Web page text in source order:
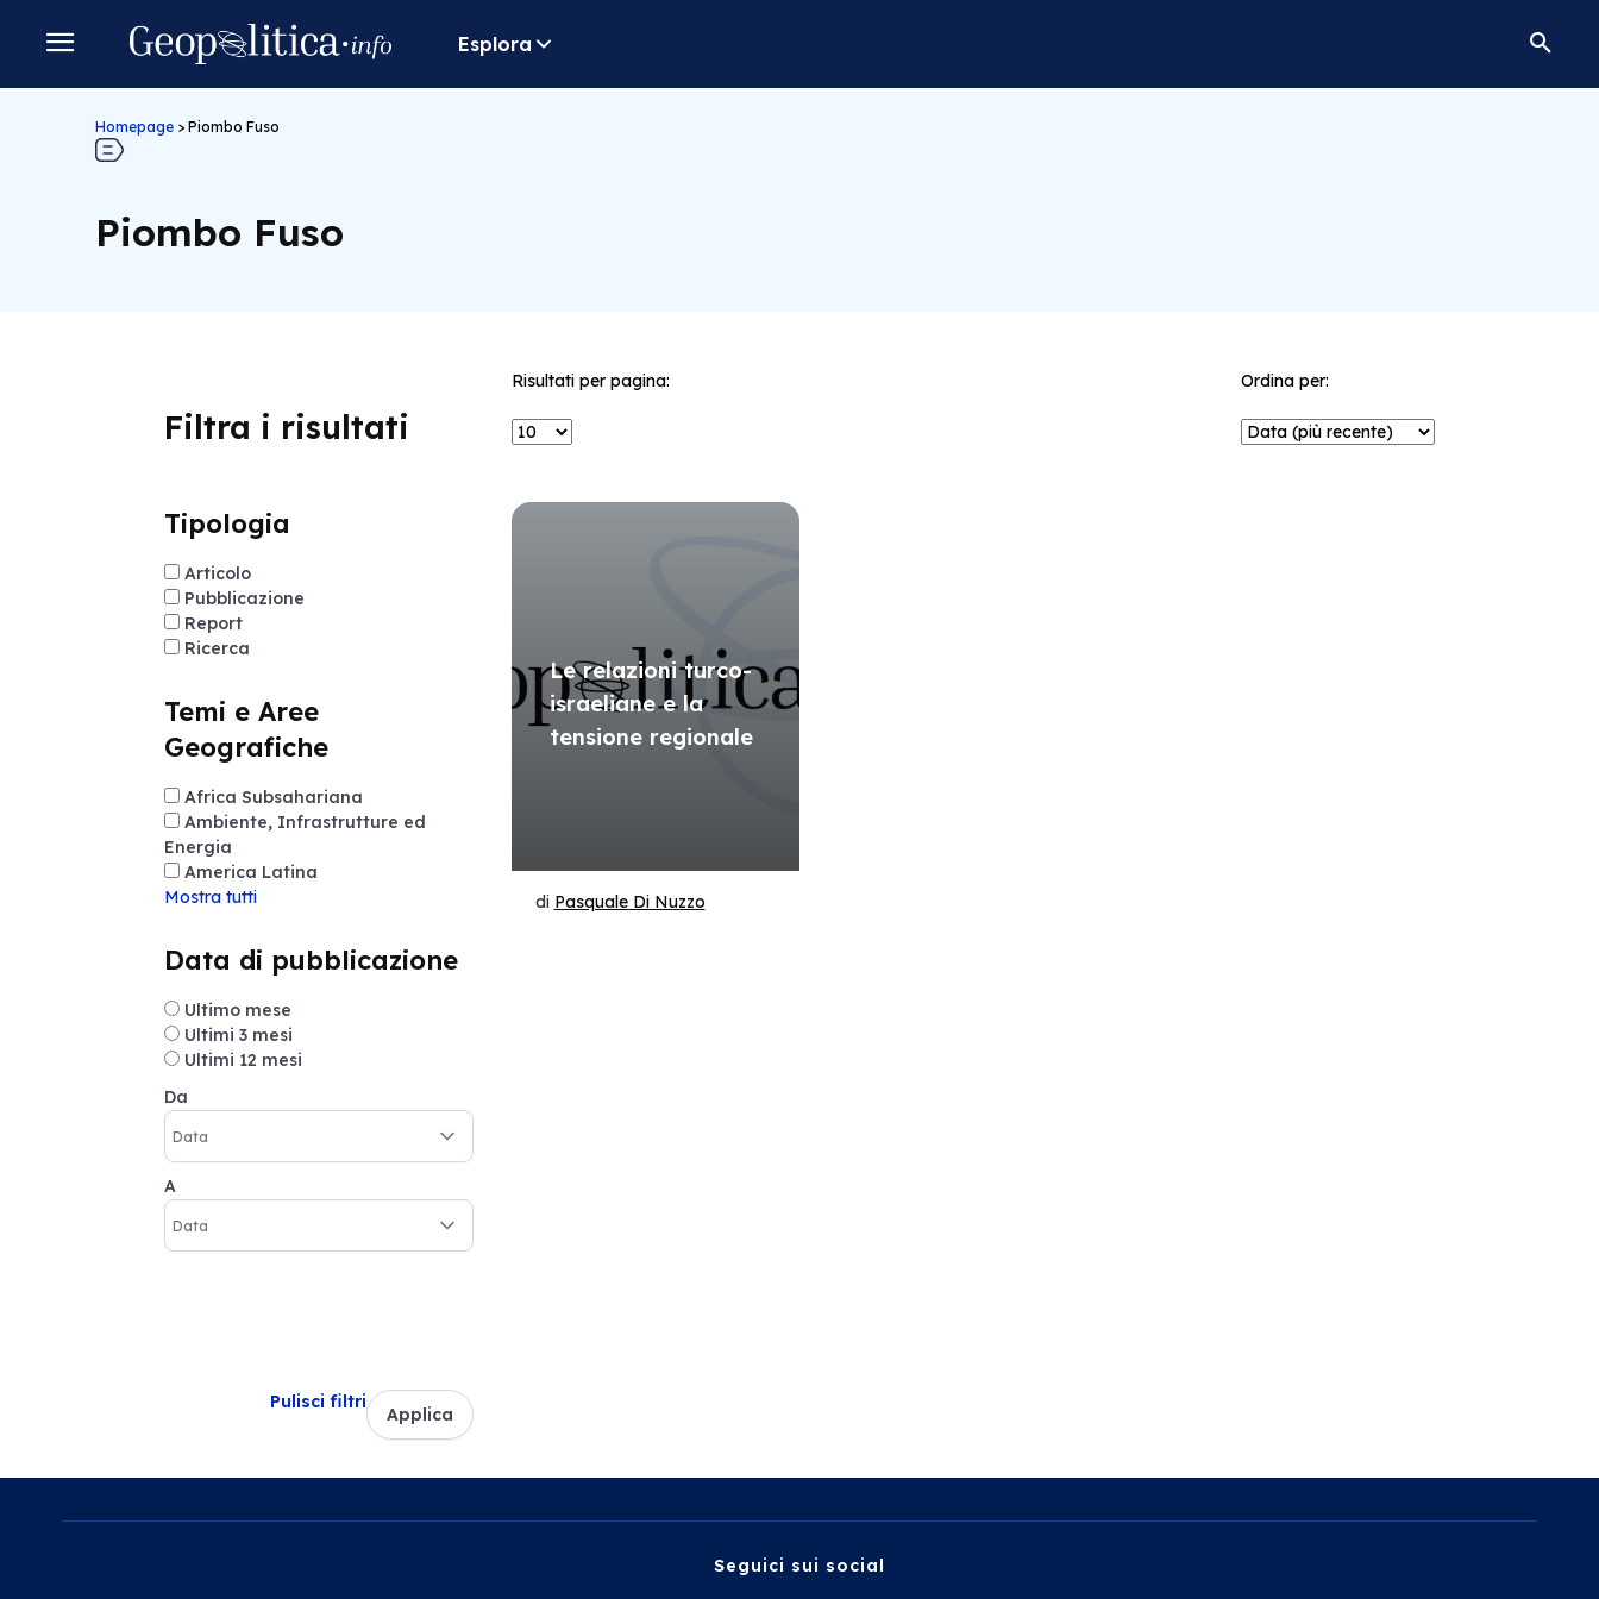
Esplora
Homepage > Piombo Fuso
Piombo Fuso
Filtra i risultati
Tipologia
Articolo
Pubblicazione
Report
Ricerca
Temi e Aree
Geografiche
Africa Subsahariana
Ambiente, Infrastrutture ed
Energia
America Latina
Mostra tutti
Data di pubblicazione
Ultimo mese
Ultimi 3 mesi
Ultimi 12 mesi
Da
A
Pulisci filtri
Applica
Risultati per pagina: Ordina per:
Le relazioni turco-
israeliane e la
tensione regionale
di Pasquale Di Nuzzo
Seguici sui social